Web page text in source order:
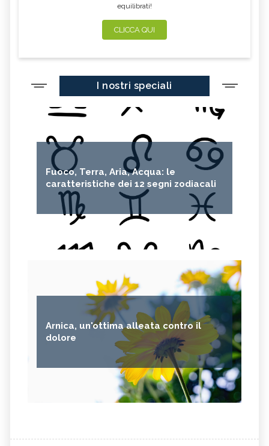
equilibrati!
CLICCA QUI
I nostri speciali
Fuoco, Terra, Aria, Acqua: le
caratteristiche dei 12 segni zodiacali
Arnica, un'ottima alleata contro il
dolore